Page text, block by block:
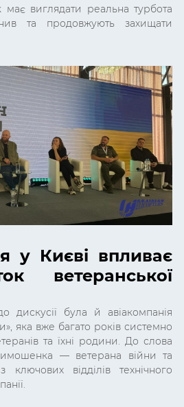
має виглядати реальна турбота
та продовжують захищати
у Києві впливає
ветеранської
дискусії була й авіакомпанія
яка вже багато років системно
та їхні родини. До слова
— ветерана війни та
відділів технічного